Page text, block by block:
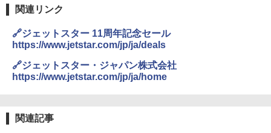
￥2,277
地球の歩き方 スター・ウォーズ
ENDLESS BASE 《めざましテレビで紹介》
テント ワンタッチ RENEW 幅200 2-3人用 43
500002(88859)
￥5,499
付き ヒグマ・イノシシ対策 自治体・教育機
関の購入実績 登山・キャンプ・アウトドア・
防災用品 長期保存可能 緊急時用 日本国内発
送
￥3,680
関連リンク
🔗ジェットスター 11周年記念セール
https://www.jetstar.com/jp/ja/deals
🔗ジェットスター・ジャパン株式会社
https://www.jetstar.com/jp/ja/home
関連記事